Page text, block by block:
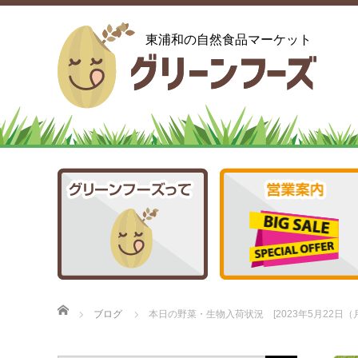
東浦和の自然食品マーケット
ホーム
ブログ 本日の野菜・生物入荷状況 [2023年5月22日（